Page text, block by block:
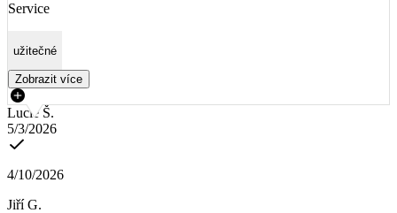
Service
užitečné
Zobrazit více
Lucie Š.
5/3/2026
4/10/2026
Jiří G.